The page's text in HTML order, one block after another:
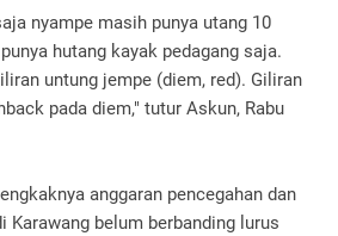
nyampe masih punya utang 10
hutang kayak pedagang saja.
untung jempe (diem, red). Giliran
pada diem," tutur Askun, Rabu
anggaran pencegahan dan
Karawang belum berbanding lurus